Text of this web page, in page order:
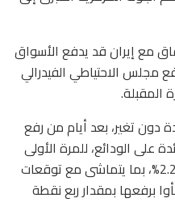
مع إيران قد يدفع الأسواق
مجلس الاحتياطي الفيدرالي
المقبلة.
دون تغير، بعد أيام من رفع
على الودائع، للمرة الأولى
في نحو ثلاث سنوات، من 2% إلى 2.25%، بما يتماشى مع توقعات
برفعها بمقدار ربع نقطة